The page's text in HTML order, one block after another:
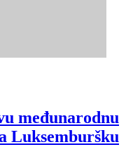
međunarodnu
Luksemburšku